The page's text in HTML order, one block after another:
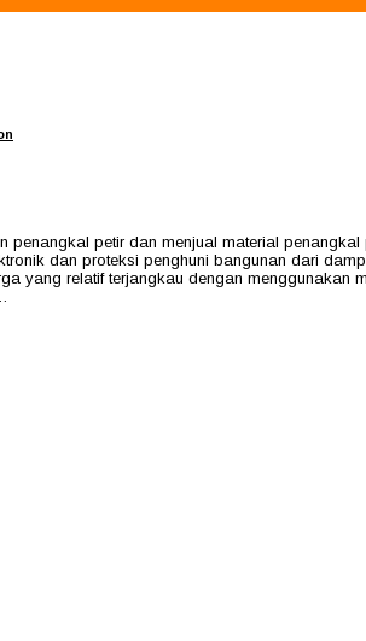
penangkal petir dan menjual material
dan proteksi penghuni bangunan dari
yang relatif terjangkau dengan